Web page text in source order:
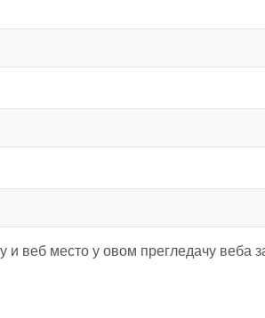
и веб место у овом прегледачу веба